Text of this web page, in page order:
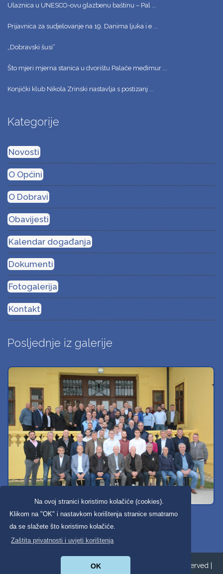
Na ovoj stranici koristimo kolačiće (cookies).
Klikom na "OK" i nastavkom korištenja stranice smatramo
da se slažete što koristimo kolačiće.
Zaštita privatnosti i uvjeti korištenja
OK
Ulaznica u UNESCO-ovu glazbenu baštinu – Pal ...
Prijavnica za sudjelovanje na 19. Danima ljuka i e ...
„Dobravski šusi“
Što mjeri mjerna stanica u dvorištu Palače međimur ...
Konjički klub Nikola Zrinski nastavlja s postizanj ...
Kategorije
Novosti
O Općini
O Dobravi
Obavijesti
Kalendar događanja
Dokumenti
Fotogalerija
Kontakt
Posljednje iz galerije
Svi dobravski košarkaši
Copyright ©2026. Općina Donja Dubrava All Rights Reserved |